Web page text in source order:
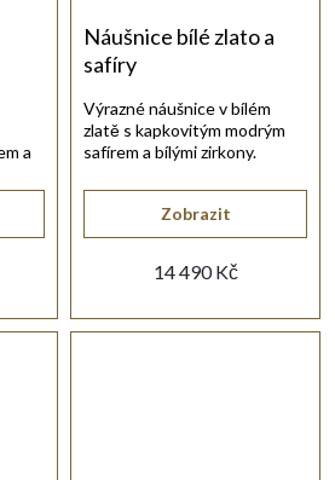
a
Náušnice bílé zlato a
safíry
14 490 Kč
Zobrazit
Výrazné náušnice v bílém
zlatě s kapkovitým modrým
safírem a bílými zirkony.